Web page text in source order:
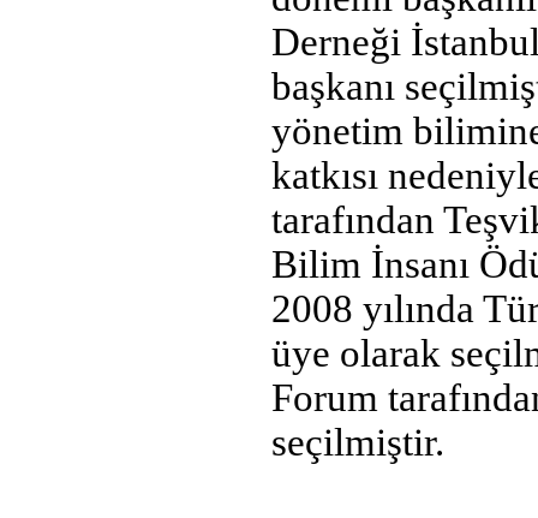
Derneği
başkanı
yönetim
katkısı
tarafından
Bilim İnsanı
2008 yılında
üye olarak
Forum
seçilmiştir.